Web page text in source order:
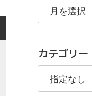
の
事
カテゴリー